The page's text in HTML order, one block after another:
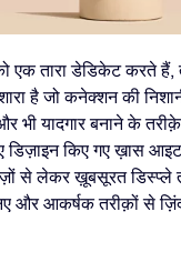
तारा डेडिकेट करते हैं,
है जो कनेक्शन की
भी यादगार बनाने के
डिज़ाइन किए गए ख़ास
से लेकर ख़ूबसूरत
और आकर्षक तरीक़ों से